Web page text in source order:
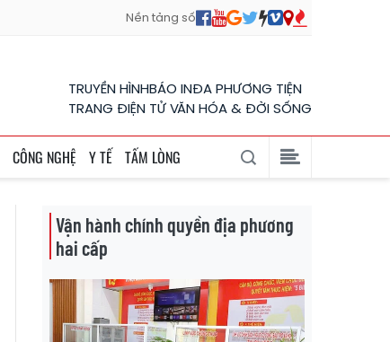
Nền tảng số
TRUYỀN HÌNHBÁO INĐA PHƯƠNG TIỆN
TRANG ĐIỆN TỬ VĂN HÓA & ĐỜI SỐNG
CÔNG NGHỆ Y TẾ TẤM LÒNG
Vận hành chính quyền địa phương
hai cấp